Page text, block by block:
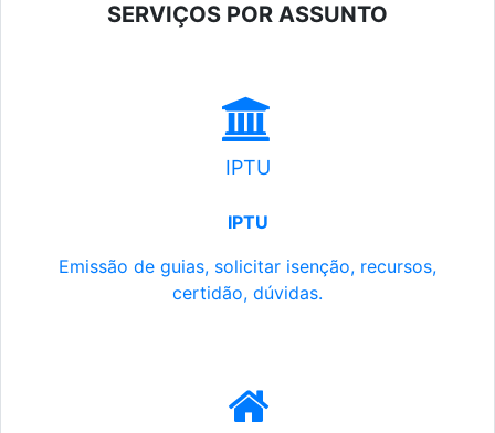
SERVIÇOS POR ASSUNTO
IPTU
IPTU
Emissão de guias, solicitar isenção, recursos,
certidão, dúvidas.